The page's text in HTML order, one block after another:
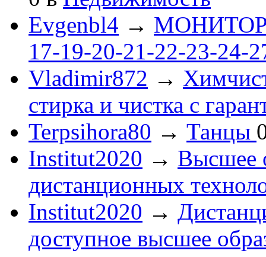
Evgenbl4 → МОНИТОРЫ
17-19-20-21-22-23-24-
Vladimir872 →
стирка и чистка с
Terpsihora80 → Танцы
Institut2020 → Высшее
дистанционных
Institut2020 →
доступное высшее